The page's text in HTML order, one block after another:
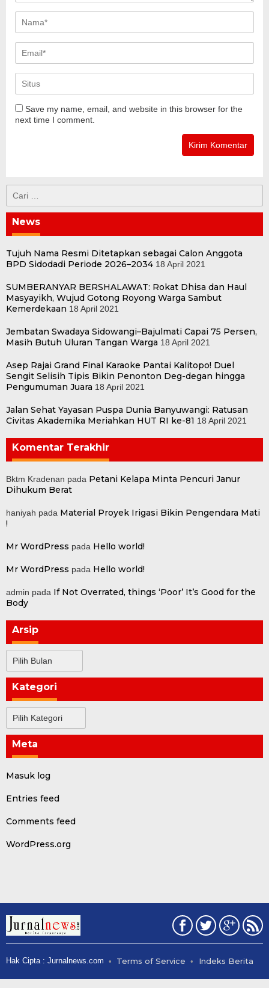
Save my name, email, and website in this browser for the
next time I comment.
untuk:
News
Tujuh Nama Resmi Ditetapkan sebagai Calon Anggota
BPD Sidodadi Periode 2026–2034 18 April 2021
SUMBERANYAR BERSHALAWAT: Rokat Dhisa dan Haul
Masyayikh, Wujud Gotong Royong Warga Sambut
Kemerdekaan 18 April 2021
Jembatan Swadaya Sidowangi–Bajulmati Capai 75 Persen,
Masih Butuh Uluran Tangan Warga 18 April 2021
Asep Rajai Grand Final Karaoke Pantai Kalitopo! Duel
Sengit Selisih Tipis Bikin Penonton Deg-degan hingga
Pengumuman Juara 18 April 2021
Jalan Sehat Yayasan Puspa Dunia Banyuwangi: Ratusan
Civitas Akademika Meriahkan HUT RI ke-81 18 April 2021
Komentar Terakhir
Bktm Kradenan pada Petani Kelapa Minta Pencuri Janur
Dihukum Berat
haniyah pada Material Proyek Irigasi Bikin Pengendara Mati
!
Mr WordPress pada Hello world!
Mr WordPress pada Hello world!
admin pada If Not Overrated, things ‘Poor’ It’s Good for the
Body
Arsip
Kategori
Meta
Masuk log
Entries feed
Comments feed
WordPress.org
Hak Cipta : Jurnalnews.com Terms of Service Indeks Berita